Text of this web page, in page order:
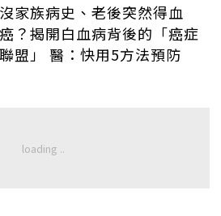
沒家族病史、老後突然得血
癌？揭開白血病背後的「癌症
聯盟」 醫：快用5方法預防